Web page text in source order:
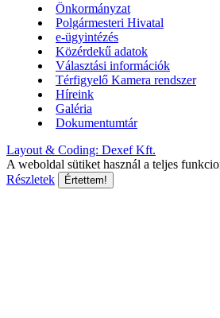
Önkormányzat
Polgármesteri Hivatal
e-ügyintézés
Közérdekű adatok
Választási információk
Térfigyelő Kamera rendszer
Híreink
Galéria
Dokumentumtár
Layout & Coding: Dexef Kft.
A weboldal sütiket használ a teljes
Részletek